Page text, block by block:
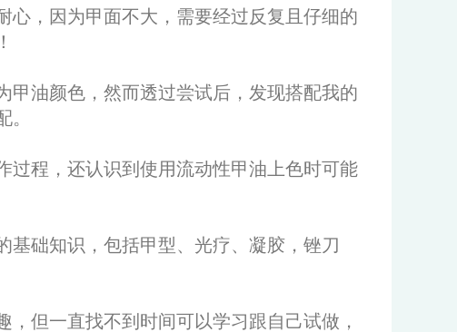
心，因为甲面不大，需要经过反复且仔细的
甲油颜色，然而透过尝试后，发现搭配我的
过程，还认识到使用流动性甲油上色时可能
基础知识，包括甲型、光疗、凝胶，锉刀
但一直找不到时间可以学习跟自己试做，